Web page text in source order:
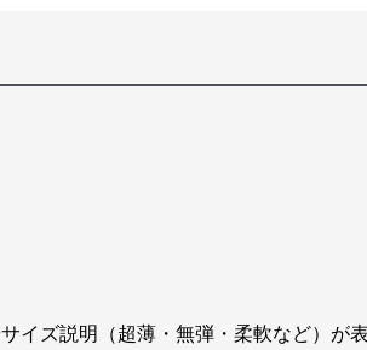
イズ説明（超薄・無弾・柔軟など）が